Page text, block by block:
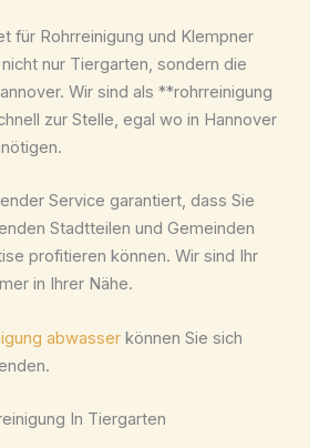
für Rohrreinigung und Klempner
nur Tiergarten, sondern die
Wir sind als **rohrreinigung
zur Stelle, egal wo in Hannover
Service garantiert, dass Sie
Stadtteilen und Gemeinden
profitieren können. Wir sind Ihr
in Ihrer Nähe.
abwasserkönnen Sie sich
In Tiergarten